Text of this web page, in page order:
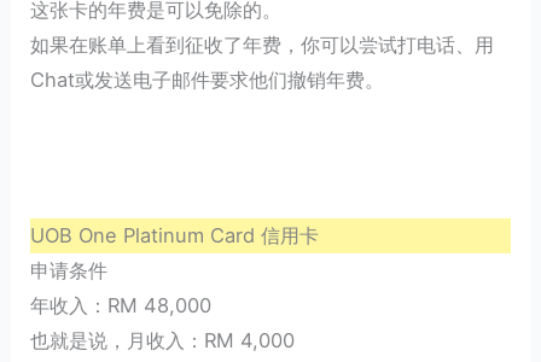
这张卡的年费是可以免除的。
如果在账单上看到征收了年费，你可以尝试打电话、用
Chat或发送电子邮件要求他们撤销年费。
UOB One Platinum Card 信用卡
申请条件
年收入：RM 48,000
也就是说，月收入：RM 4,000